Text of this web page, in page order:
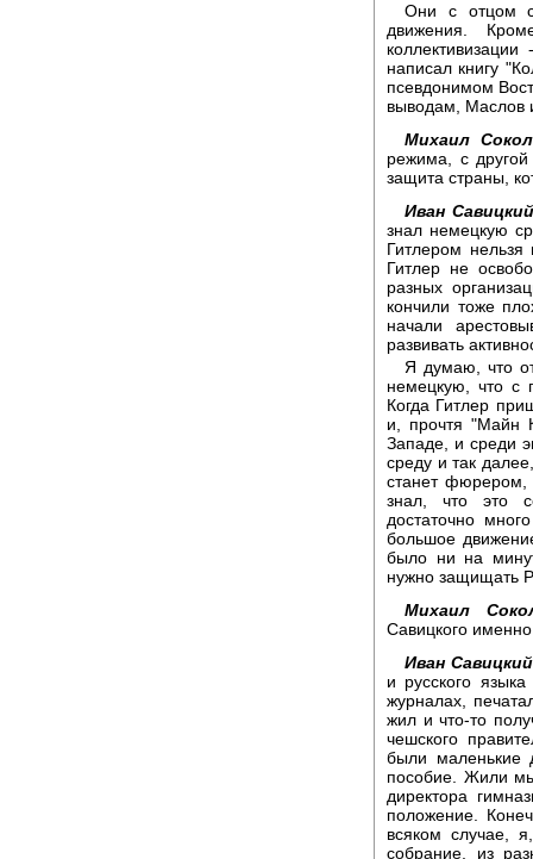
Они с отцом
движения.
написал книгу
псевдонимом
выводам, Маслов
Михаил
режима, с
защита страны,
Иван
знал немецкую
Гитлером нельзя
Гитлер не
разных
кончили тоже
начали
развивать
Я думаю, что
немецкую, что с
Когда Гитлер
и, прочтя "Майн
Западе, и среди
среду и так
станет фюрером,
знал, что это
достаточно
большое
было ни на
нужно защищать
Михаил
Савицкого
Иван
и русского
журналах,
жил и что-то
чешского
были маленькие
пособие. Жили
директора
положение.
всяком случае,
собрание, из